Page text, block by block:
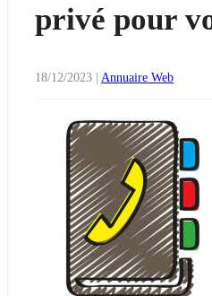
privé pour
18/12/2023 | Annuaire Web